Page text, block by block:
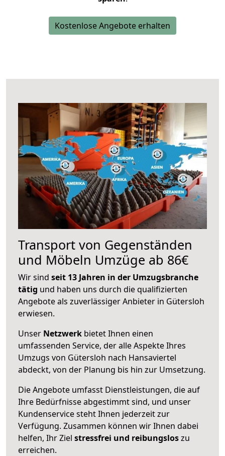
Kostenlose Angebote erhalten
Transport von Gegenständen
und Möbeln Umzüge ab 86€
Wir sind seit 13 Jahren in der Umzugsbranche
tätig und haben uns durch die qualifizierten
Angebote als zuverlässiger Anbieter in Gütersloh
erwiesen.
Unser Netzwerk bietet Ihnen einen
umfassenden Service, der alle Aspekte Ihres
Umzugs von Gütersloh nach Hansaviertel
abdeckt, von der Planung bis hin zur Umsetzung.
Die Angebote umfasst Dienstleistungen, die auf
Ihre Bedürfnisse abgestimmt sind, und unser
Kundenservice steht Ihnen jederzeit zur
Verfügung. Zusammen können wir Ihnen dabei
helfen, Ihr Ziel stressfrei und reibungsloszu
erreichen.